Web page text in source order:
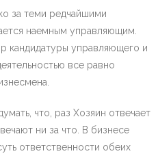
за теми редчайшими
наемным управляющим.
кандидатуры управляющего и
все равно
что, раз Хозяин отвечает
ни за что. В бизнесе
ответственности обеих